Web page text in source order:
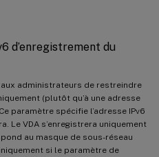
d’enregistrement du
administrateurs de restreindre
(plutôt qu’à une adresse
paramètre spécifie l’adresse IPv6
Le VDA s’enregistrera uniquement
au masque de sous-réseau
si le paramètre de